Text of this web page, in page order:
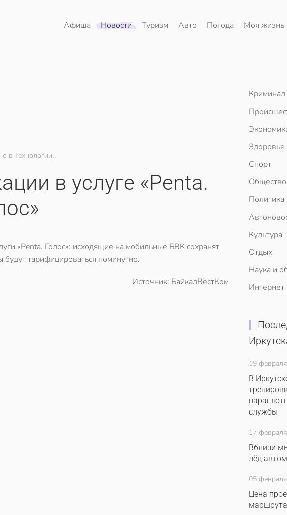
Афиша Новости Туризм Авто Погода Моя жизнь
в Технологии.
в услуге «Penta.
«Penta. Голос»: исходящие на мобильные БВК сохранят
тарифицироваться поминутно.
Источник: БайкалВестКом
Криминал
Здоровье
Спорт
Общество
Политика
Культура
Отдых
Наука и
Интернет
19
В
службы
17
Вблизи
лёд
05
Цена